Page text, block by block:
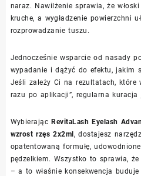
naraz. Nawilżenie sprawia, że
kruche, a wygładzenie powierzchni
rozprowadzanie tuszu.
Jednocześnie wsparcie od nasady
wypadanie i dążyć do efektu, jakim
Jeśli zależy Ci na rezultatach, które
razu po aplikacji”, regularna kuracja
Wybierając RevitaLash Eyelash
wzrost rzęs 2x2ml , dostajesz
opatentowaną formułę,
pędzelkiem. Wszystko to sprawia,
– a to właśnie konsekwencja buduje